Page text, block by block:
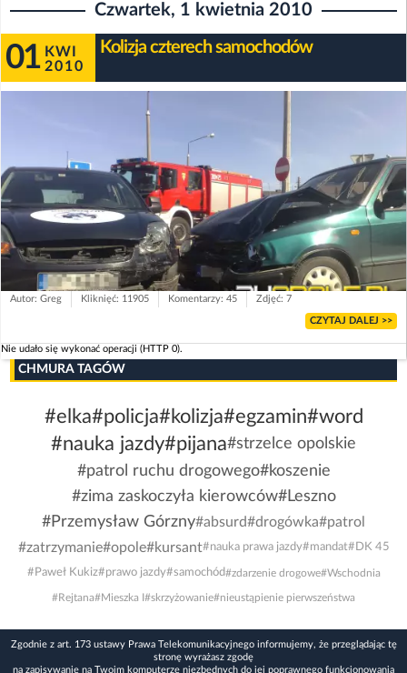
Czwartek, 1 kwietnia 2010
01 KWI
2010
Kolizja czterech samochodów
Autor: Greg Kliknięć: 11905 Komentarzy: 45 Zdjęć: 7
CZYTAJ DALEJ >>
Nie udało się wykonać operacji (HTTP 0).
CHMURA TAGÓW
#elka#policja#kolizja#egzamin#word
#nauka jazdy#pijana#strzelce opolskie
#patrol ruchu drogowego#koszenie
#zima zaskoczyła kierowców#Leszno
#Przemysław Górzny#absurd#drogówka#patrol
#zatrzymanie#opole#kursant#nauka prawa jazdy#mandat#DK 45
#Paweł Kukiz#prawo jazdy#samochód#zdarzenie drogowe#Wschodnia
#Rejtana#Mieszka I#skrzyżowanie#nieustąpienie pierwszeństwa
Zgodnie z art. 173 ustawy Prawa Telekomunikacyjnego informujemy, że przeglądając tę
stronę wyrażasz zgodę
na zapisywanie na Twoim komputerze niezbędnych do jej poprawnego funkcjonowania